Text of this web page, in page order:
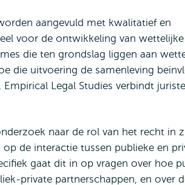
aangevuld met kwalitatief en
voor de ontwikkeling van wettelijke
die ten grondslag liggen aan
die uitvoering de samenleving
Legal Studies verbindt
naar de rol van het recht in
de interactie tussen publieke en
gaat dit in op vragen over hoe
private partnerschappen, en over